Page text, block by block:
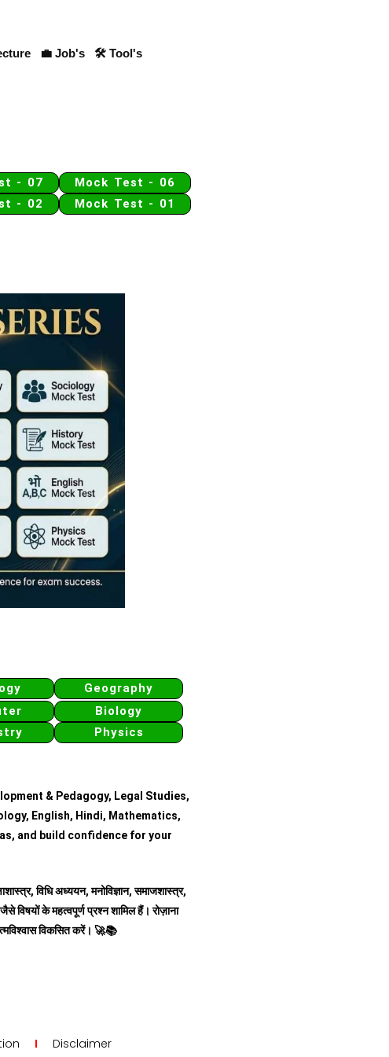
💼 Job's 🛠 Tool's
- 07
Mock Test - 06
- 02 Mock Test - 01
Geography
Biology
Physics
& Pedagogy, Legal Studies,
English, Hindi, Mathematics,
and build confidence for your
विधि अध्ययन, मनोविज्ञान, समाजशास्त्र,
जैसे विषयों के महत्वपूर्ण प्रश्न शामिल हैं।रोज़ाना
विकसित करें। 🚀📚
Disclaimer